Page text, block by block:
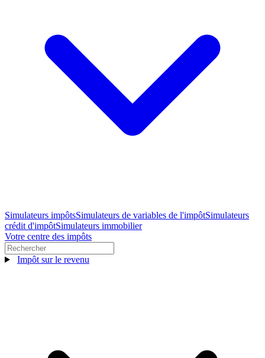
Simulateurs impôtsSimulateurs de variables de l'impôtSimulateurs
crédit d'impôtSimulateurs immobilier
Votre centre des impôts
Impôt sur le revenu